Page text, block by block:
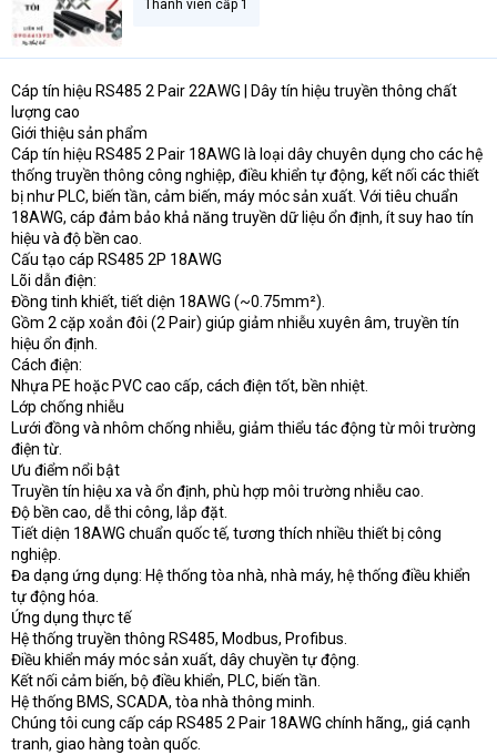
Thành viên cấp 1
Cáp tín hiệu RS485 2 Pair 22AWG | Dây tín hiệu truyền thông chất
lượng cao
Giới thiệu sản phẩm
Cáp tín hiệu RS485 2 Pair 18AWG là loại dây chuyên dụng cho các hệ
thống truyền thông công nghiệp, điều khiển tự động, kết nối các thiết
bị như PLC, biến tần, cảm biến, máy móc sản xuất. Với tiêu chuẩn
18AWG, cáp đảm bảo khả năng truyền dữ liệu ổn định, ít suy hao tín
hiệu và độ bền cao.
Cấu tạo cáp RS485 2P 18AWG
Lõi dẫn điện:
Đồng tinh khiết, tiết diện 18AWG (~0.75mm²).
Gồm 2 cặp xoắn đôi (2 Pair) giúp giảm nhiễu xuyên âm, truyền tín
hiệu ổn định.
Cách điện:
Nhựa PE hoặc PVC cao cấp, cách điện tốt, bền nhiệt.
Lớp chống nhiễu
Lưới đồng và nhôm chống nhiễu, giảm thiểu tác động từ môi trường
điện từ.
Ưu điểm nổi bật
Truyền tín hiệu xa và ổn định, phù hợp môi trường nhiễu cao.
Độ bền cao, dễ thi công, lắp đặt.
Tiết diện 18AWG chuẩn quốc tế, tương thích nhiều thiết bị công
nghiệp.
Đa dạng ứng dụng: Hệ thống tòa nhà, nhà máy, hệ thống điều khiển
tự động hóa.
Ứng dụng thực tế
Hệ thống truyền thông RS485, Modbus, Profibus.
Điều khiển máy móc sản xuất, dây chuyền tự động.
Kết nối cảm biến, bộ điều khiển, PLC, biến tần.
Hệ thống BMS, SCADA, tòa nhà thông minh.
Chúng tôi cung cấp cáp RS485 2 Pair 18AWG chính hãng,, giá cạnh
tranh, giao hàng toàn quốc.